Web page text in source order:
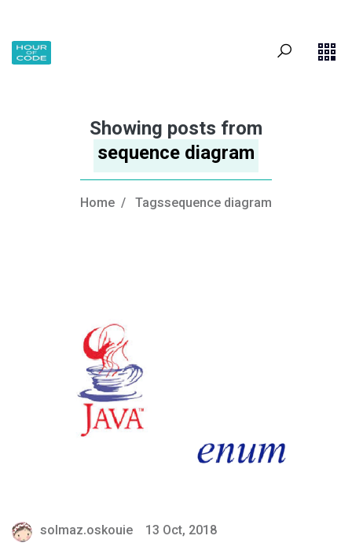
Showing posts from
sequence diagram
Home / Tagssequence diagram
solmaz.oskouie
13 Oct, 2018